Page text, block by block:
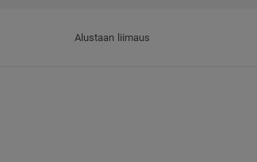
Alustaan liimaus